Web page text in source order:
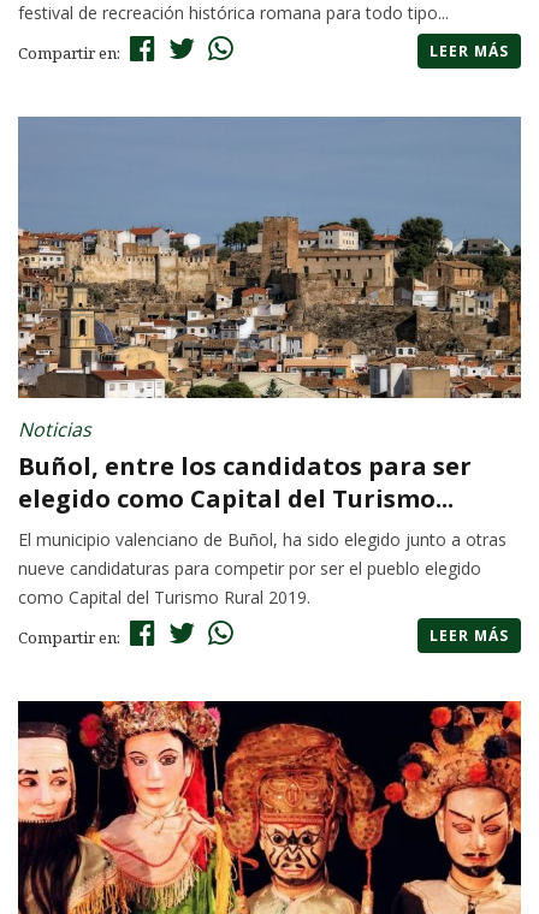
festival de recreación histórica romana para todo tipo...
Compartir en: LEER MÁS
Noticias
Buñol, entre los candidatos para ser
elegido como Capital del Turismo...
El municipio valenciano de Buñol, ha sido elegido junto a otras
nueve candidaturas para competir por ser el pueblo elegido
como Capital del Turismo Rural 2019.
Compartir en: LEER MÁS